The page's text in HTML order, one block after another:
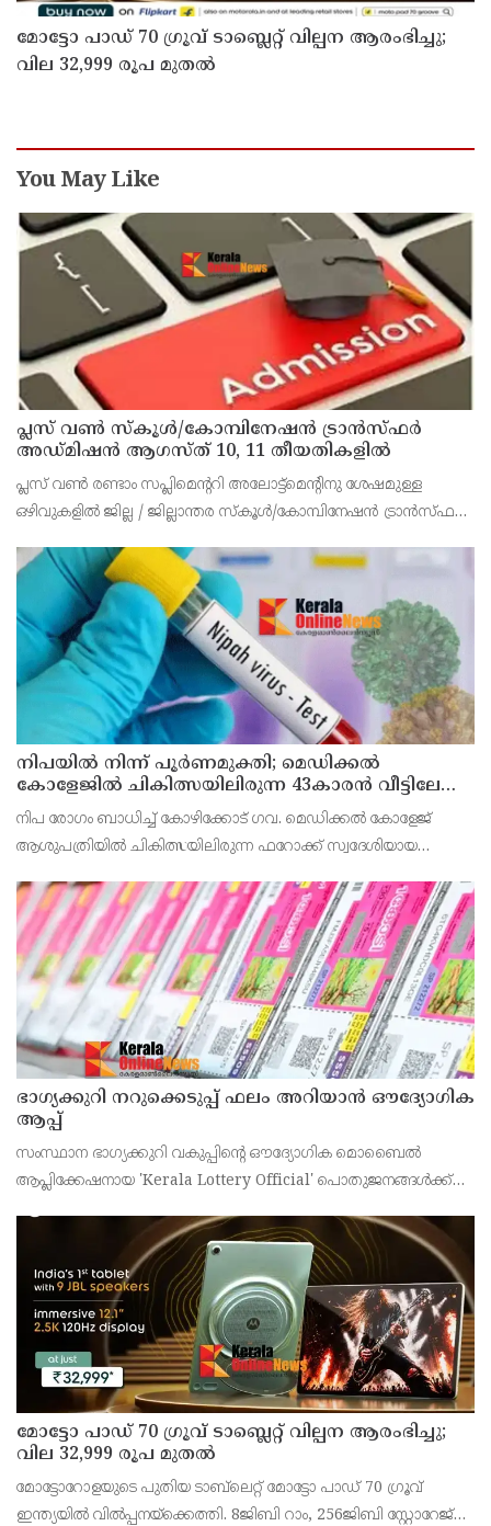
മോട്ടോ പാഡ് 70 ഗ്രൂവ് ടാബ്ലെറ്റ് വില്പന ആരംഭിച്ചു;
വില 32,999 രൂപ മുതൽ
You May Like
പ്ലസ് വൺ സ്‌കൂൾ/കോമ്പിനേഷൻ ട്രാൻസ്ഫർ
അഡ്മിഷൻ ആഗസ്ത് 10, 11 തീയതികളിൽ
പ്ലസ് വൺ രണ്ടാം സപ്ലിമെന്ററി അലോട്ട്‌മെന്റിനു ശേഷമുള്ള
ഒഴിവുകളിൽ ജില്ല / ജില്ലാന്തര സ്‌കൂൾ/കോമ്പിനേഷൻ ട്രാൻസ്ഫർ
വൈകിട്ട് 4 മണി വരെ നൽകിയിരുന്നു
നിപയിൽ നിന്ന് പൂർണമുക്തി; മെഡിക്കൽ
കോളേജിൽ ചികിത്സയിലിരുന്ന 43കാരൻ വീട്ടിലേക്ക്
മടങ്ങി
നിപ രോഗം ബാധിച്ച് കോഴിക്കോട് ഗവ. മെഡിക്കൽ കോളേജ്
ആശുപത്രിയിൽ ചികിത്സയിലിരുന്ന ഫറോക്ക് സ്വദേശിയായ
ഭാഗ്യക്കുറി നറുക്കെടുപ്പ് ഫലം അറിയാൻ ഔദ്യോഗിക
ആപ്പ്
സംസ്ഥാന ഭാഗ്യക്കുറി വകുപ്പിന്റെ ഔദ്യോഗിക മൊബൈൽ
ആപ്ലിക്കേഷനായ 'Kerala Lottery Official' പൊതുജനങ്ങൾക്ക്
അഞ്ജു കെ എസ് അറിയിച്ചു.
മോട്ടോ പാഡ് 70 ഗ്രൂവ് ടാബ്ലെറ്റ് വില്പന ആരംഭിച്ചു;
വില 32,999 രൂപ മുതൽ
മോട്ടോറോളയുടെ പുതിയ ടാബ്‌ലെറ്റ് മോട്ടോ പാഡ് 70 ഗ്രൂവ്
ഇന്ത്യയിൽ വിൽപ്പനയ്‌ക്കെത്തി. 8ജിബി റാം, 256ജിബി സ്റ്റോറേജ്